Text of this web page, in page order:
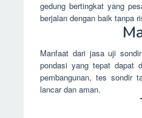
gedung bertingkat yang
berjalan dengan baik tanpa
Manfaat dari jasa uji
pondasi yang tepat dapat
pembangunan, tes sondir
lancar dan aman.